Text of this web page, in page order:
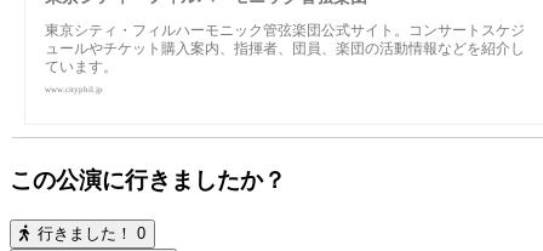
東京シティ・フィルハーモニック管弦楽団公式サイト。コンサートスケジ
ュールやチケット購入案内、指揮者、団員、楽団の活動情報などを紹介し
ています。
www.cityphil.jp
この公演に行きましたか？
行きました！ 0